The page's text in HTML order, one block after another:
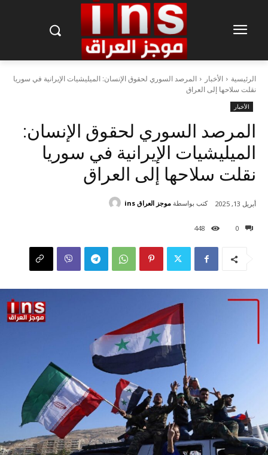
الرئيسية الأخبار
المرصد السوري لحقوق الإنسان: الميليشيات الإيرانية في سوريا
نقلت سلاحها إلى العراق
الأخبار
المرصد السوري لحقوق الإنسان:
الميليشيات الإيرانية في سوريا
نقلت سلاحها إلى العراق
0
448
أبريل 13, 2025 كتب بواسطة موجز العراق ins